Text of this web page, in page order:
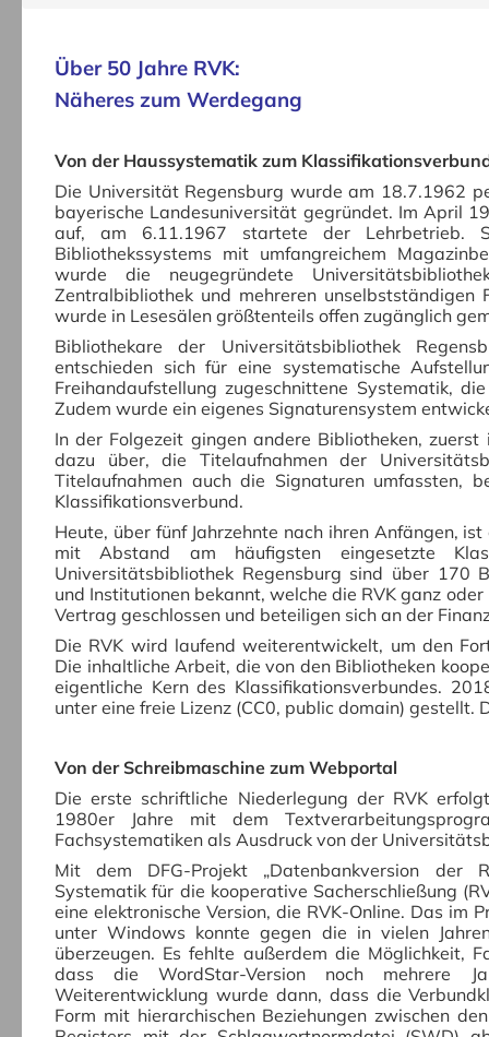
Über 50 Jahre RVK:
Näheres zum Werdegang
Von der Haussystematik zum
Die Universität Regensburg wurde am 18.7.1962
bayerische Landesuniversität gegründet. Im April
auf, am 6.11.1967 startete der Lehrbetrieb.
Bibliothekssystems mit umfangreichem
wurde die neugegründete
Zentralbibliothek und mehreren unselbstständigen
wurde in Lesesälen größtenteils offen zugänglich
Bibliothekare der Universitätsbibliothek
entschieden sich für eine systematische
Freihandaufstellung zugeschnittene Systematik,
Zudem wurde ein eigenes Signaturensystem
In der Folgezeit gingen andere Bibliotheken,
dazu über, die Titelaufnahmen der
Titelaufnahmen auch die Signaturen umfassten,
Klassifikationsverbund.
Heute, über fünf Jahrzehnte nach ihren Anfängen,
mit Abstand am häufigsten eingesetzte
Universitätsbibliothek Regensburg sind über 170
und Institutionen bekannt, welche die RVK ganz
Vertrag geschlossen und beteiligen sich an der
Die RVK wird laufend weiterentwickelt, um den
Die inhaltliche Arbeit, die von den Bibliotheken
eigentliche Kern des Klassifikations­verbundes.
unter eine freie Lizenz (CC0, public domain)
Von der Schreibmaschine zum Webportal
Die erste schriftliche Niederlegung der RVK
1980er Jahre mit dem
Fachsystematiken als Ausdruck von der
Mit dem DFG-Projekt „Datenbankversion der
Systematik für die kooperative Sacherschließung
eine elektronische Version, die RVK-Online. Das im
unter Windows konnte gegen die in vielen
überzeugen. Es fehlte außerdem die Möglichkeit,
dass die WordStar-Version noch mehrere
Weiterentwicklung wurde dann, dass die
Form mit hierarchischen Beziehungen zwischen